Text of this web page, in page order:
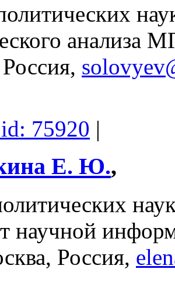
75920 |
Е. Ю.,
научной
Россия,